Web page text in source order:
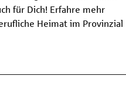
für Dich! Erfahre mehr
Heimat im Provinzial